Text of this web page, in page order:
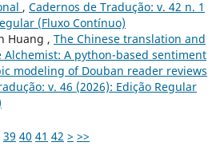
, Cadernos de Tradução: v. 42 n. 1
(Fluxo Contínuo)
Huang , The Chinese translation and
Alchemist: A python-based sentiment
modeling of Douban reader reviews
v. 46 (2026): Edição Regular
39 40 41 42 > >>